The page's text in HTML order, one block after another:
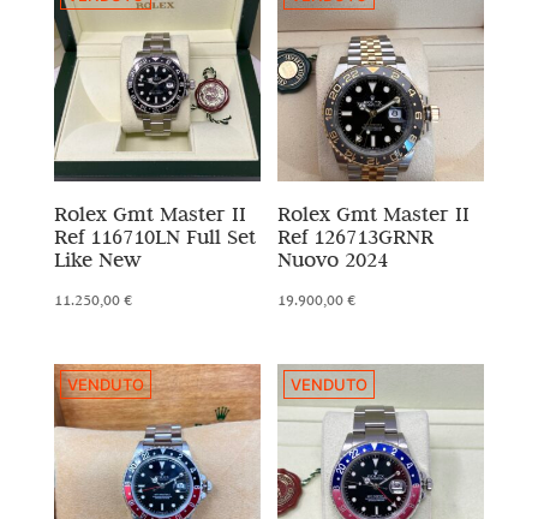
Rolex Gmt Master II
Ref 116710LN Full Set
Like New
11.250,00€
Rolex Gmt Master II
Ref 126713GRNR
Nuovo 2024
19.900,00€
VENDUTO VENDUTO